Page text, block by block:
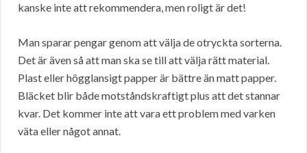
kanske inte att rekommendera, men roligt är det!
Man sparar pengar genom att välja de otryckta sorterna.
Det är även så att man ska se till att välja rätt material.
Plast eller högglansigt papper är bättre än matt papper.
Bläcket blir både motståndskraftigt plus att det stannar
kvar. Det kommer inte att vara ett problem med varken
väta eller något annat.